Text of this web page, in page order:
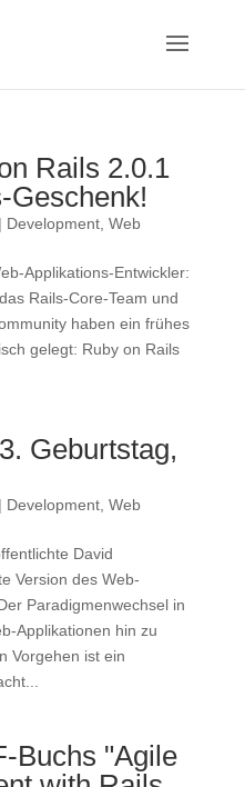
Rails 2.0.1
Geschenk!
| Development, Web
Applikations-Entwickler:
Rails-Core-Team und
haben ein frühes
gelegt: Ruby on Rails
Geburtstag,
| Development, Web
David
Version des Web-
Paradigmenwechsel in
Applikationen hin zu
Vorgehen ist ein
Buchs "Agile